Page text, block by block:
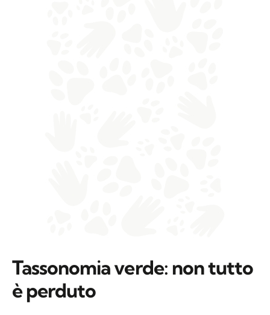
Tassonomia verde: non tutto
è perduto